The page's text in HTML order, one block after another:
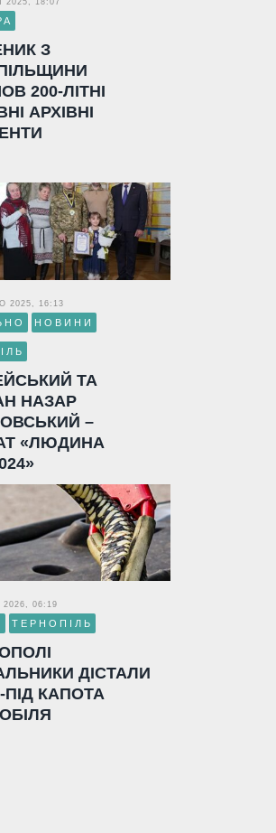
З
200-ЛІТНІ
АРХІВНІ
2025, 16:13
НОВИНИ
ТА
НАЗАР
–
«ЛЮДИНА
06:19
ТЕРНОПІЛЬ
ДІСТАЛИ
ПІД КАПОТА